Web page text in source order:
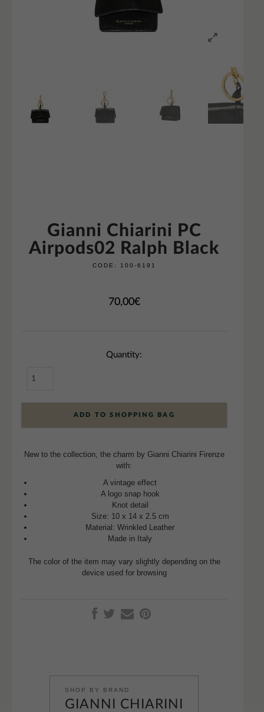
Gianni Chiarini PC
Airpods02 Ralph Black
CODE: 100-6191
70,00€
Quantity:
ADD TO SHOPPING BAG
New to the collection, the charm by Gianni Chiarini Firenze
with:
A vintage effect
A logo snap hook
Knot detail
Size: 10 x 14 x 2.5 cm
Material: Wrinkled Leather
Made in Italy
The color of the item may vary slightly depending on the
device used for browsing
SHOP BY BRAND
GIANNI CHIARINI